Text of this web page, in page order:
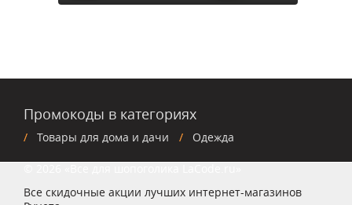
Промокоды в категориях
Товары для дома и дачи Одежда
Все скидочные акции лучших интернет-магазинов